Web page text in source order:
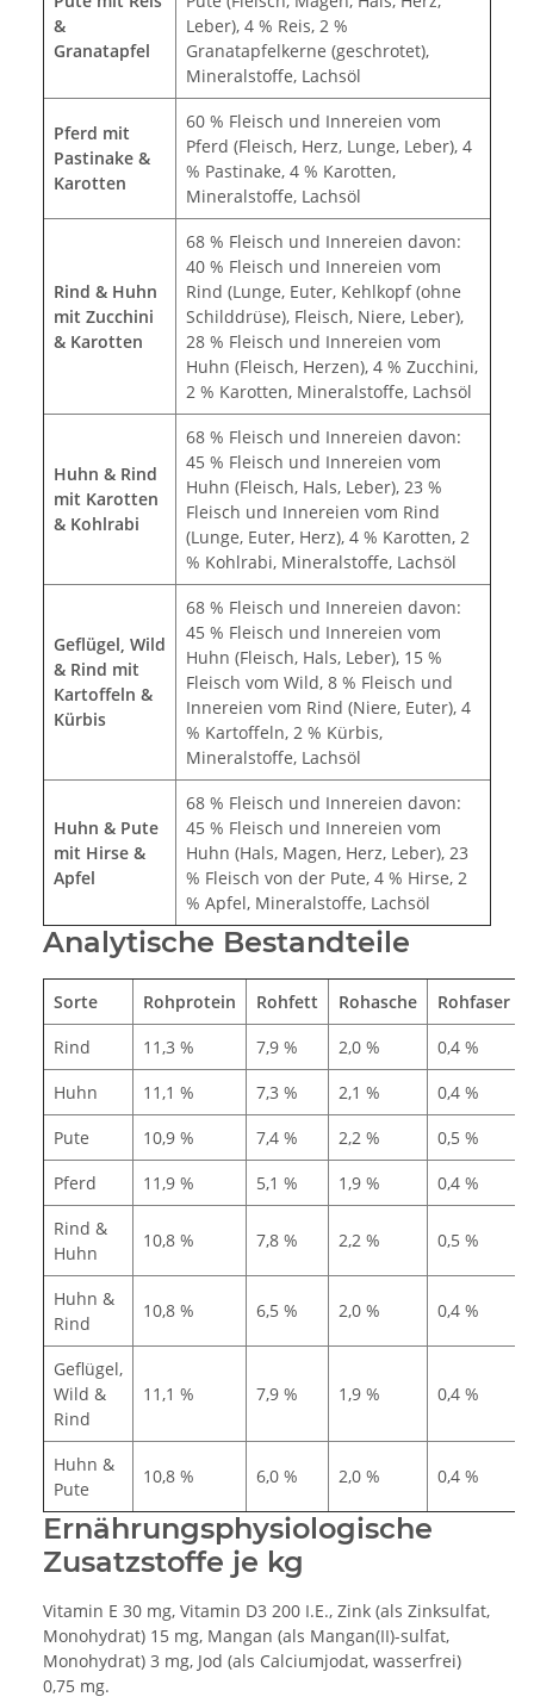
&
Granatapfel
Leber), 4 % Reis, 2 %
Granatapfelkerne (geschrotet),
Mineralstoffe, Lachsöl
Pferd mit
Pastinake &
Karotten
60 % Fleisch und Innereien vom
Pferd (Fleisch, Herz, Lunge, Leber), 4
% Pastinake, 4 % Karotten,
Mineralstoffe, Lachsöl
Rind & Huhn
mit Zucchini
& Karotten
68 % Fleisch und Innereien davon:
40 % Fleisch und Innereien vom
Rind (Lunge, Euter, Kehlkopf (ohne
Schilddrüse), Fleisch, Niere, Leber),
28 % Fleisch und Innereien vom
Huhn (Fleisch, Herzen), 4 % Zucchini,
2 % Karotten, Mineralstoffe, Lachsöl
Huhn & Rind
mit Karotten
& Kohlrabi
68 % Fleisch und Innereien davon:
45 % Fleisch und Innereien vom
Huhn (Fleisch, Hals, Leber), 23 %
Fleisch und Innereien vom Rind
(Lunge, Euter, Herz), 4 % Karotten, 2
% Kohlrabi, Mineralstoffe, Lachsöl
Geflügel, Wild
& Rind mit
Kartoffeln &
Kürbis
68 % Fleisch und Innereien davon:
45 % Fleisch und Innereien vom
Huhn (Fleisch, Hals, Leber), 15 %
Fleisch vom Wild, 8 % Fleisch und
Innereien vom Rind (Niere, Euter), 4
% Kartoffeln, 2 % Kürbis,
Mineralstoffe, Lachsöl
Huhn & Pute
mit Hirse &
Apfel
68 % Fleisch und Innereien davon:
45 % Fleisch und Innereien vom
Huhn (Hals, Magen, Herz, Leber), 23
% Fleisch von der Pute, 4 % Hirse, 2
% Apfel, Mineralstoffe, Lachsöl
Analytische Bestandteile
Sorte Rohprotein Rohfett Rohasche Rohfaser
Rind
11,3 % 7,9 % 2,0 % 0,4 %
Huhn
11,1 % 7,3 % 2,1 % 0,4 %
Pute
10,9 % 7,4 % 2,2 % 0,5 %
Pferd
11,9 % 5,1 % 1,9 % 0,4 %
Rind &
Huhn
10,8 % 7,8 % 2,2 % 0,5 %
Huhn &
Rind
10,8 % 6,5 % 2,0 % 0,4 %
Geflügel,
Wild &
Rind
11,1 % 7,9 % 1,9 % 0,4 %
Huhn &
Pute
10,8 % 6,0 % 2,0 % 0,4 %
Ernährungsphysiologische
Zusatzstoffe je kg
Vitamin E 30 mg, Vitamin D3 200 I.E., Zink (als Zinksulfat,
Monohydrat) 15 mg, Mangan (als Mangan(II)-sulfat,
Monohydrat) 3 mg, Jod (als Calciumjodat, wasserfrei)
0,75 mg.